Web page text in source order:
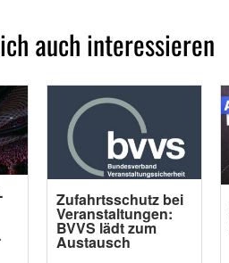
auch interessieren
Zufahrtsschutz bei
Veranstaltungen:
BVVS lädt zum
Austausch